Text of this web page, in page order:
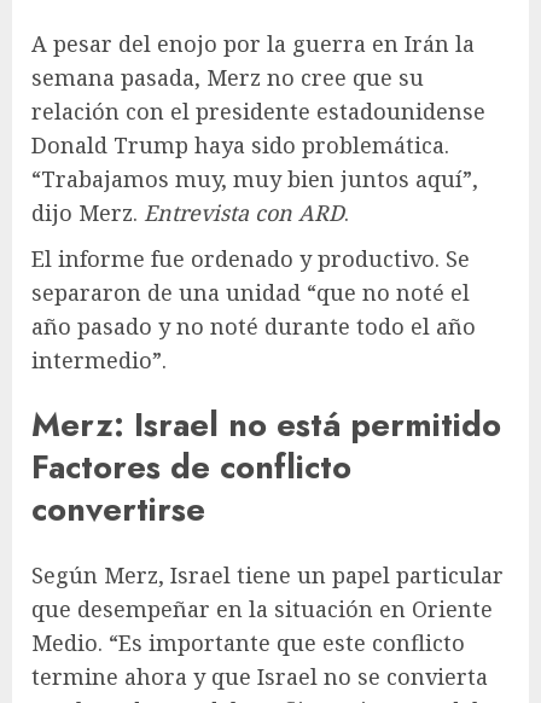
A pesar del enojo por la guerra en Irán la
semana pasada, Merz no cree que su
relación con el presidente estadounidense
Donald Trump haya sido problemática.
“Trabajamos muy, muy bien juntos aquí”,
dijo Merz. Entrevista con ARD.
El informe fue ordenado y productivo. Se
separaron de una unidad “que no noté el
año pasado y no noté durante todo el año
intermedio”.
Merz: Israel no está permitido
Factores de conflicto
convertirse
Según Merz, Israel tiene un papel particular
que desempeñar en la situación en Oriente
Medio. “Es importante que este conflicto
termine ahora y que Israel no se convierta